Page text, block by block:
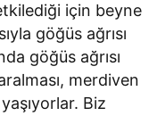
için beyne
göğüs ağrısı
göğüs ağrısı
merdiven
Biz